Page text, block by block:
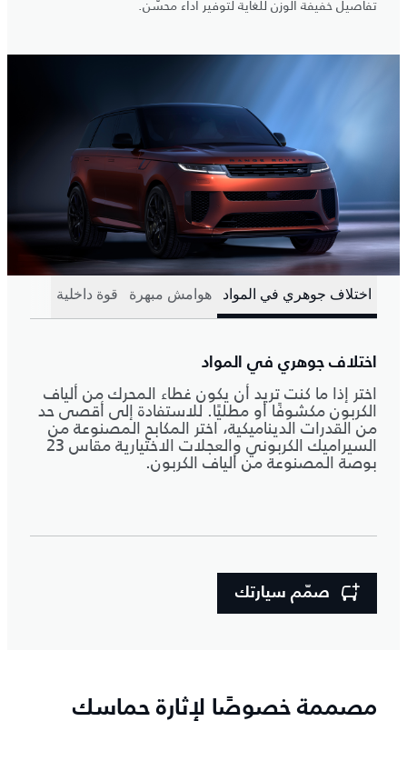
تفاصيل خفيفة الوزن للغاية لتوفير أداء محسّن.
اختلاف جوهري في المواد هوامش مبهرة قوة داخلية
اختلاف جوهري في المواد
اختر إذا ما كنت تريد أن يكون غطاء المحرك من ألياف
الكربون مكشوفًا أو مطليًا. للاستفادة إلى أقصى حد
من القدرات الديناميكية، اختر المكابح المصنوعة من
السيراميك الكربوني والعجلات الاختيارية مقاس 23
بوصة المصنوعة من ألياف الكربون.
صمّم سيارتك
مصممة خصوصًا لإثارة حماسك